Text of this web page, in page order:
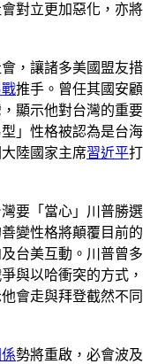
對立更加惡化，亦將
，讓諸多美國盟友措
推手。曾任其國安顧
顯示他對台灣的重要
」性格被認為是台海
陸國家主席習近平打
要「當心」川普勝選
變性格將顛覆目前的
台美互動。川普曾多
與以哈衝突的方式，
會走與拜登截然不同
勢將重啟，必會波及